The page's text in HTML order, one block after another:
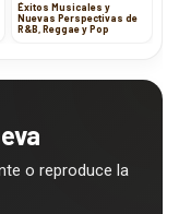
Éxitos Musicales y
Nuevas Perspectivas de
R&B, Reggae y Pop
o reproduce la